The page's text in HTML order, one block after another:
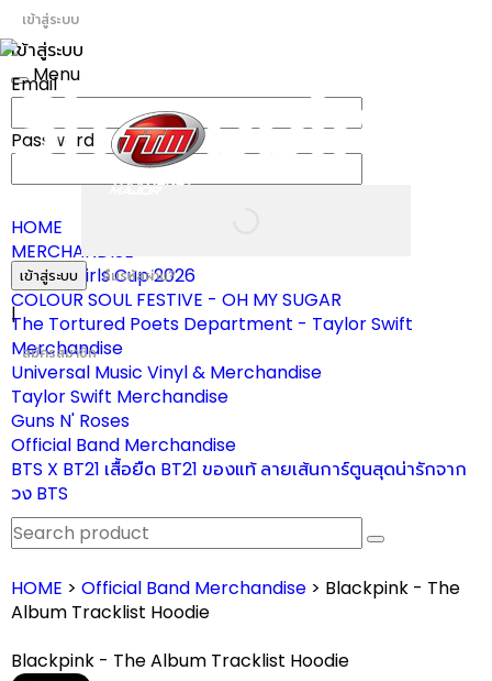
เข้าสู่ระบบ
เข้าสู่ระบบ
Email
Password
เข้าสู่ระบบ ลืมรหัสผ่าน?
|
สมัครสมาชิก
Toggle
Menu
HOME
MERCHANDISE
ผ้าเชียร์ Girls Cup 2026
COLOUR SOUL FESTIVE - OH MY SUGAR
The Tortured Poets Department - Taylor Swift
Merchandise
Universal Music Vinyl & Merchandise
Taylor Swift Merchandise
Guns N' Roses
Official Band Merchandise
BTS X BT21 เสื้อยืด BT21 ของแท้ ลายเส้นการ์ตูนสุดน่ารักจาก
วง BTS
HOME > Official Band Merchandise > Blackpink - The
Album Tracklist Hoodie
Blackpink - The Album Tracklist Hoodie